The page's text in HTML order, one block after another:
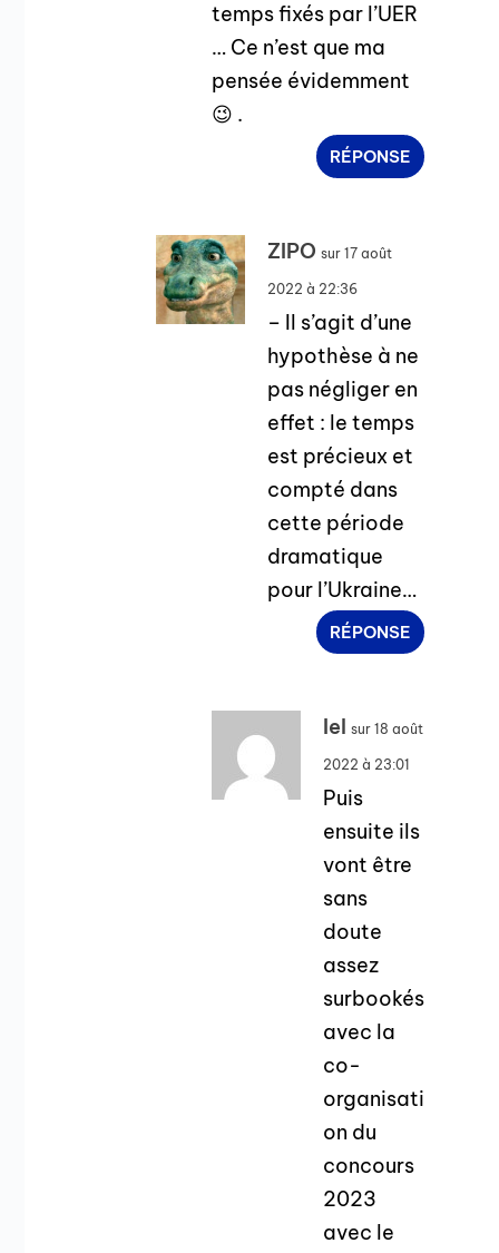
temps fixés par l’UER
… Ce n’est que ma
pensée évidemment
😉 .
RÉPONSE
ZIPO sur 17 août
2022 à 22:36
– Il s’agit d’une
hypothèse à ne
pas négliger en
effet : le temps
est précieux et
compté dans
cette période
dramatique
pour l’Ukraine…
RÉPONSE
Iel sur 18 août
2022 à 23:01
Puis
ensuite ils
vont être
sans
doute
assez
surbookés
avec la
co-
organisati
on du
concours
2023
avec le